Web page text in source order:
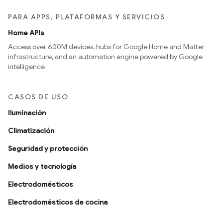
PARA APPS, PLATAFORMAS Y SERVICIOS
Home APIs
Access over 600M devices, hubs for Google Home and Matter
infrastructure, and an automation engine powered by Google
intelligence
CASOS DE USO
Iluminación
Climatización
Seguridad y protección
Medios y tecnología
Electrodomésticos
Electrodomésticos de cocina